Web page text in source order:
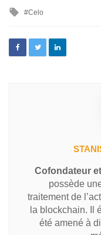
Celo
Cofondateur
possède
traitement de
la blockchain. Il
été amené à